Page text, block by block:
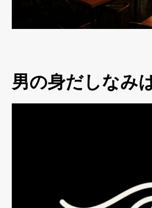
男の身だしなみ